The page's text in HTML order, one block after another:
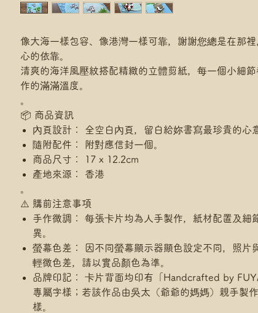
像大海一樣包容、像港灣一樣可靠，謝謝您總是在那
心的依靠。
清爽的海洋風壓紋搭配精緻的立體剪紙，每一個小細
作的滿滿溫度。
📦 商品資訊
內頁設計： 全空白內頁，留白給妳書寫最珍貴的心
隨附配件： 附對應信封一個。
商品尺寸： 17 x 12.2cm
產地來源： 香港
⚠️ 購前注意事項
手作微調： 每張卡片均為人手製作，紙材配置及細
異。
螢幕色差： 因不同螢幕顯示器顯色設定不同，照片
輕微色差，請以實品顏色為準。
品牌印記： 卡片背面均印有「Handcrafted by
專屬字樣；若該作品由吳太（爺爺的媽媽）親手製
樣。